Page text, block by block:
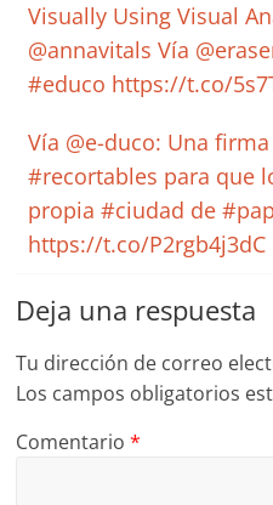
Visually Using Visual
@annavitals Vía
#educo https://t.co/
Vía @e-duco: Una
#recortables para que
propia #ciudad de
https://t.co/P2rgb4j3dC
Deja una respuesta
Tu dirección de correo
Los campos obligatorios
Comentario*